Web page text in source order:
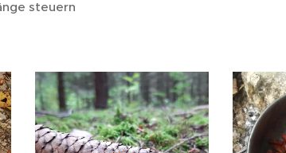
steuern